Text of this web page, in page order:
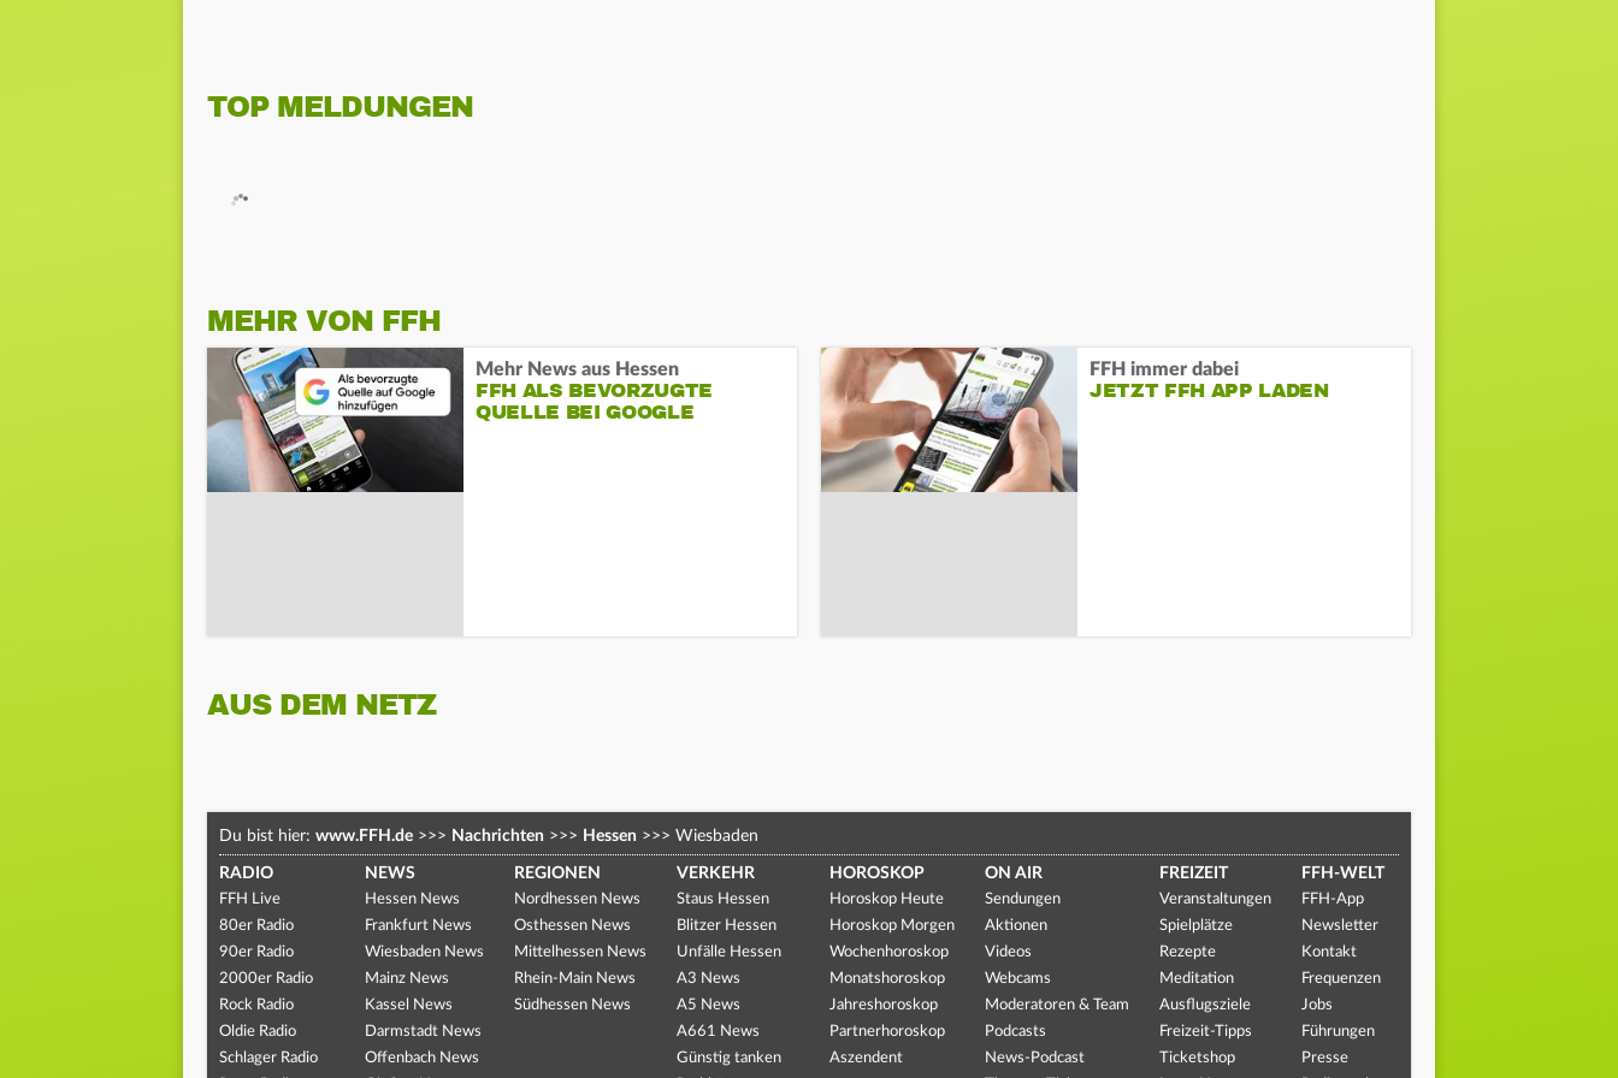
TOP MELDUNGEN
MEHR VON FFH
Mehr News aus Hessen
FFH ALS BEVORZUGTE
QUELLE BEI GOOGLE
FFH immer dabei
JETZT FFH APP LADEN
AUS DEM NETZ
Du bist hier: www.FFH.de >>> Nachrichten >>> Hessen >>> Wiesbaden
RADIO
FFH Live
80er Radio
90er Radio
2000er Radio
Rock Radio
Oldie Radio
Schlager Radio
NEWS
Hessen News
Frankfurt News
Wiesbaden News
Mainz News
Kassel News
Darmstadt News
Offenbach News
REGIONEN
Nordhessen News
Osthessen News
Mittelhessen News
Rhein-Main News
Südhessen News
VERKEHR
Staus Hessen
Blitzer Hessen
Unfälle Hessen
A3 News
A5 News
A661 News
Günstig tanken
HOROSKOP
Horoskop Heute
Horoskop Morgen
Wochenhoroskop
Monatshoroskop
Jahreshoroskop
Partnerhoroskop
Aszendent
ON AIR
Sendungen
Aktionen
Videos
Webcams
Moderatoren & Team
Podcasts
News-Podcast
FREIZEIT
Veranstaltungen
Spielplätze
Rezepte
Meditation
Ausflugsziele
Freizeit-Tipps
Ticketshop
FFH-WELT
FFH-App
Newsletter
Kontakt
Frequenzen
Jobs
Führungen
Presse